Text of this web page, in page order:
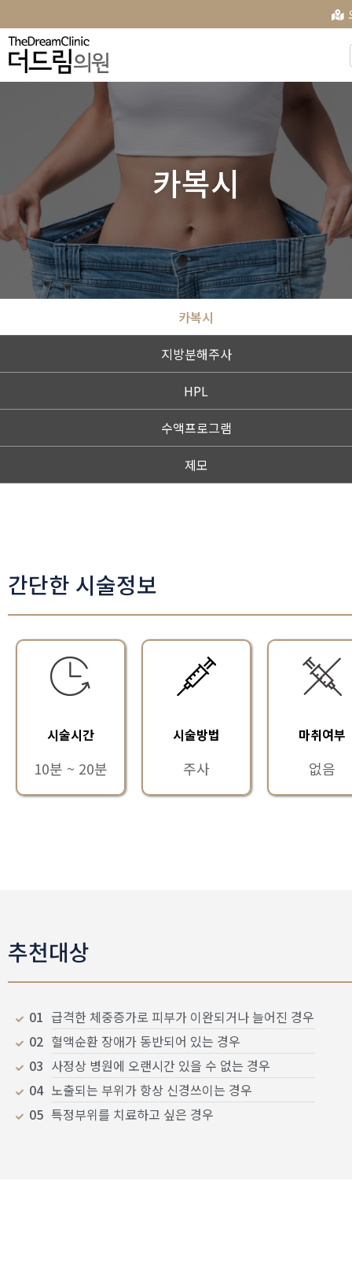
카복시
카복시
지방분해주사
HPL
수액프로그램
제모
간단한 시술정보
시술시간
10분 ~ 20분
시술방법
주사
마취여부
없음
추천대상
01
02
03
04
05
급격한 체중증가로 피부가 이완되거나 늘어진 경우
혈액순환 장애가 동반되어 있는 경우
사정상 병원에 오랜시간 있을 수 없는 경우
노출되는 부위가 항상 신경쓰이는 경우
특정부위를 치료하고 싶은 경우